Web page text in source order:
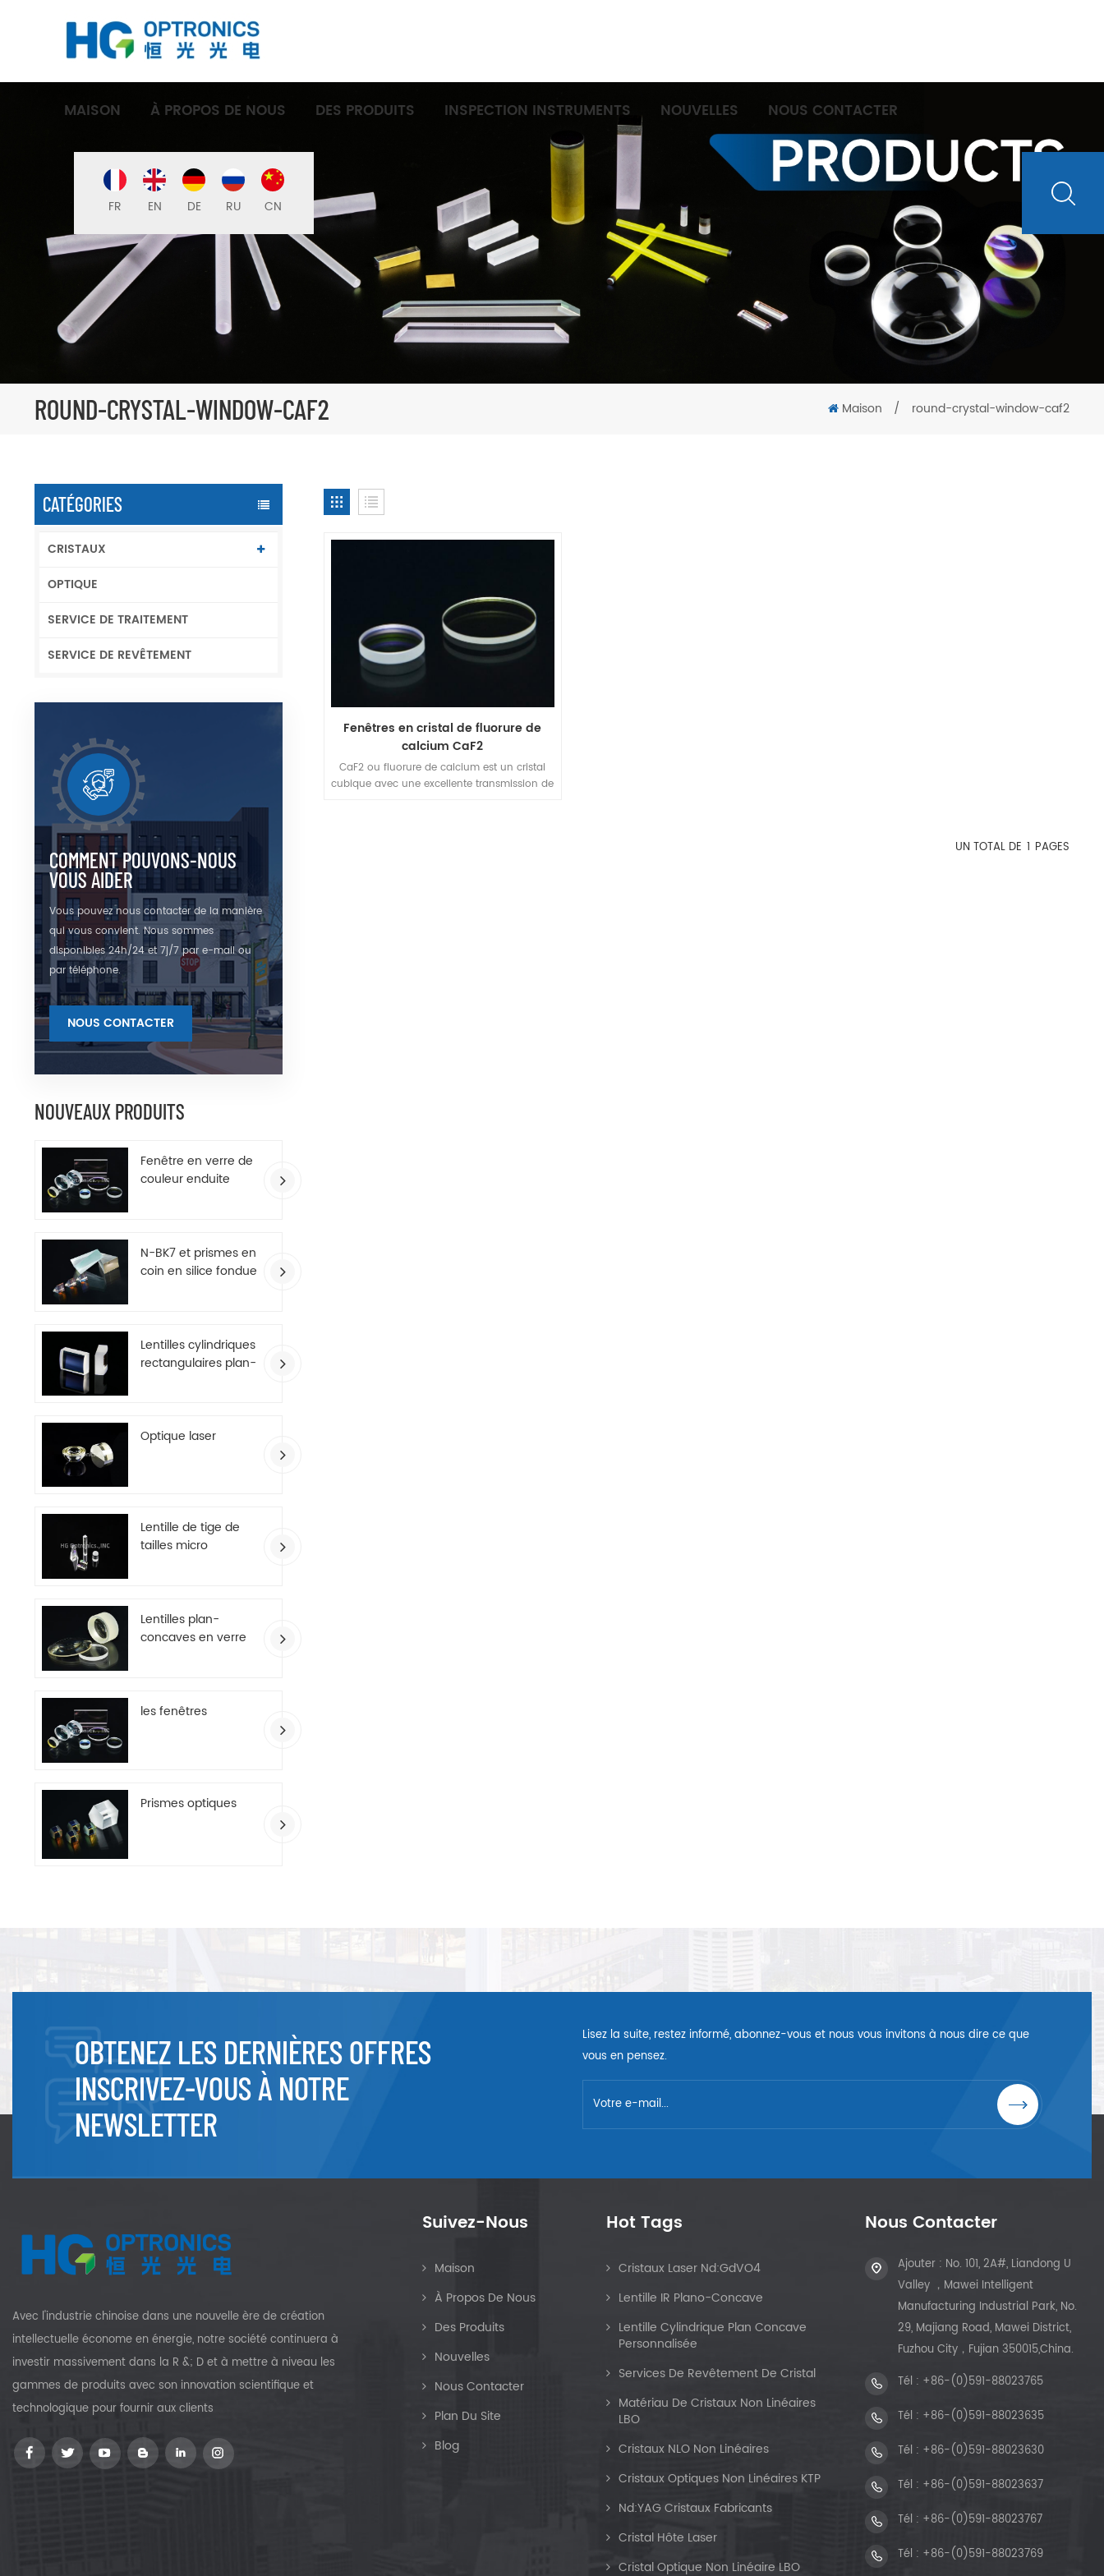
MAISON À PROPOS DE NOUS DES PRODUITS INSPECTION INSTRUMENTS NOUVELLES NOUS CONTACTER
FR EN DE RU CN
ROUND-CRYSTAL-WINDOW-CAF2 Maison / round-crystal-window-caf2
CATÉGORIES
CRISTAUX
OPTIQUE
SERVICE DE TRAITEMENT
SERVICE DE REVÊTEMENT
COMMENT POUVONS-NOUS
VOUS AIDER
Vous pouvez nous contacter de la manière
qui vous convient. Nous sommes
disponibles 24h/24 et 7j/7 par e-mail ou
par téléphone.
NOUS CONTACTER
NOUVEAUX PRODUITS
Fenêtre en verre de
couleur enduite
N-BK7 et prismes en
coin en silice fondue
Lentilles cylindriques
rectangulaires plan-
Optique laser
Lentille de tige de
tailles micro
Lentilles plan-
concaves en verre
les fenêtres
Prismes optiques
Fenêtres en cristal de fluorure de
calcium CaF2
CaF2 ou fluorure de calcium est un cristal
cubique avec une excellente transmission de
UN TOTAL DE 1 PAGES
OBTENEZ LES DERNIÈRES OFFRES
INSCRIVEZ-VOUS À NOTRE
NEWSLETTER
Lisez la suite, restez informé, abonnez-vous et nous vous invitons à nous dire ce que
vous en pensez.
Avec l'industrie chinoise dans une nouvelle ère de création
intellectuelle économe en énergie, notre société continuera à
investir massivement dans la R &; D et à mettre à niveau les
gammes de produits avec son innovation scientifique et
technologique pour fournir aux clients
Suivez-Nous
Maison
À Propos De Nous
Des Produits
Nouvelles
Nous Contacter
Plan Du Site
Blog
Hot Tags
Cristaux Laser Nd:GdVO4
Lentille IR Plano-Concave
Lentille Cylindrique Plan Concave
Personnalisée
Services De Revêtement De Cristal
Matériau De Cristaux Non Linéaires
LBO
Cristaux NLO Non Linéaires
Cristaux Optiques Non Linéaires KTP
Nd:YAG Cristaux Fabricants
Cristal Hôte Laser
Cristal Optique Non Linéaire LBO
Nous Contacter
Ajouter : No. 101, 2A#, Liandong U
Valley ，Mawei Intelligent
Manufacturing Industrial Park, No.
29, Majiang Road, Mawei District,
Fuzhou City，Fujian 350015,China.
Tél : +86-(0)591-88023765
Tél : +86-(0)591-88023635
Tél : +86-(0)591-88023630
Tél : +86-(0)591-88023637
Tél : +86-(0)591-88023767
Tél : +86-(0)591-88023769